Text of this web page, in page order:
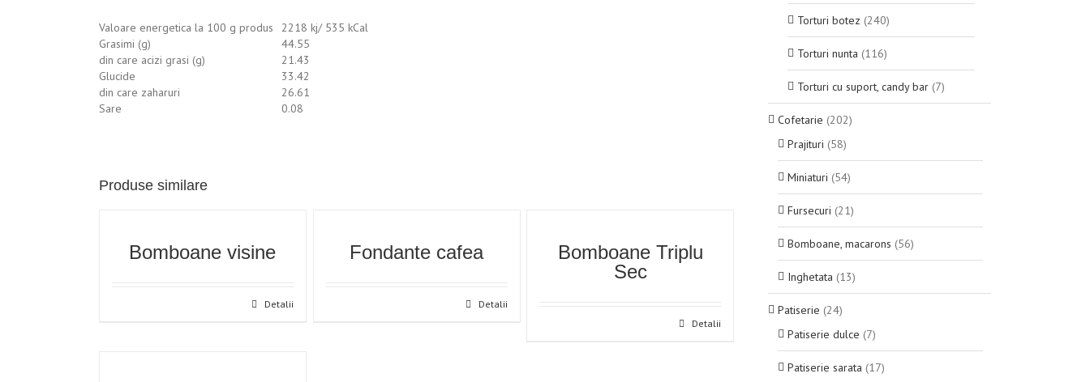
Valoare energetica la 100 g produs
2218 kj/ 535 kCal
Grasimi (g)
44.55
din care acizi grasi (g)
21.43
Glucide
33.42
din care zaharuri
26.61
Sare
0.08
Produse similare
Bomboane visine
Detalii
Fondante cafea
Detalii
Bomboane Triplu
Sec
Detalii
Torturi botez (240)
Torturi nunta (116)
Torturi cu suport, candy bar (7)
Cofetarie (202)
Prajituri (58)
Miniaturi (54)
Fursecuri (21)
Bomboane, macarons (56)
Inghetata (13)
Patiserie (24)
Patiserie dulce (7)
Patiserie sarata (17)